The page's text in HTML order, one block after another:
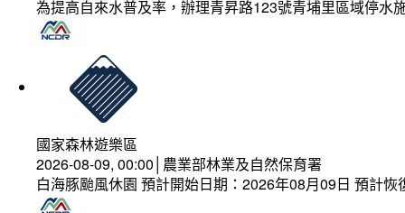
為提高自來水普及率，辦理青昇路123號青埔里區域停水
國家森林遊樂區
2026-08-09, 00:00│農業部林業及自然保育署
白海豚颱風休園 預計開始日期：2026年08月09日 預計